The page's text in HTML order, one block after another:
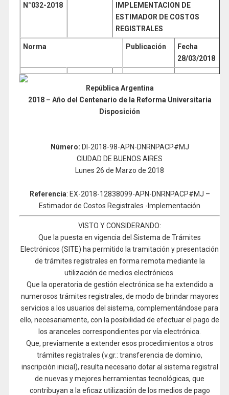
N°032-2018
IMPLEMENTACION DE
ESTIMADOR DE COSTOS
REGISTRALES
Norma Publicación
Fecha
28/03/2018
República Argentina
2018 – Año del Centenario de la Reforma Universitaria
Disposición
Número: DI-2018-98-APN-DNRNPACP#MJ
CIUDAD DE BUENOS AIRES
Lunes 26 de Marzo de 2018
Referencia: EX-2018-12838099-APN-DNRNPACP#MJ –
Estimador de Costos Registrales -Implementación
VISTO Y CONSIDERANDO:
Que la puesta en vigencia del Sistema de Trámites
Electrónicos (SITE) ha permitido la tramitación y presentación
de trámites registrales en forma remota mediante la
utilización de medios electrónicos.
Que la operatoria de gestión electrónica se ha extendido a
numerosos trámites registrales, de modo de brindar mayores
servicios a los usuarios del sistema, complementándose para
ello, necesariamente, con la posibilidad de efectuar el pago de
los aranceles correspondientes por vía electrónica.
Que, previamente a extender esos procedimientos a otros
trámites registrales (v.gr.: transferencia de dominio,
inscripción inicial), resulta necesario dotar al sistema registral
de nuevas y mejores herramientas tecnológicas, que
contribuyan a la eficaz utilización de los medios de pago